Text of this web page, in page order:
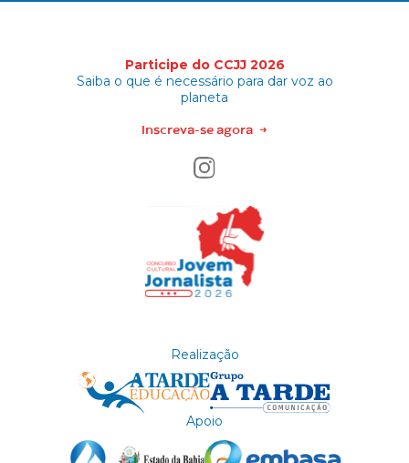
Participe do CCJJ 2026
Saiba o que é necessário para dar voz ao
planeta
Inscreva-se agora →
Realização
Apoio